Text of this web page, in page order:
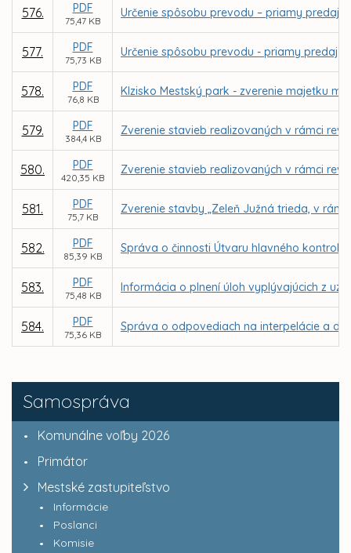
Samospráva
Komunálne voľby 2026
Primátor
Mestské zastupiteľstvo
Informácie
Poslanci
Komisie
576. PDF
75,47 KB
Určenie spôsobu prevodu – priamy predaj
577. PDF
75,73 KB
Určenie spôsobu prevodu - priamy predaj
578. PDF
76,8 KB
Klzisko Mestský park - zverenie majetku
579. PDF
384,4 KB
Zverenie stavieb realizovaných v rámci
580. PDF
420,35 KB
Zverenie stavieb realizovaných v rámci
581. PDF
75,7 KB
Zverenie stavby „Zeleň Južná trieda, v
582. PDF
85,39 KB
Správa o činnosti Útvaru hlavného
583. PDF
75,48 KB
Informácia o plnení úloh vyplývajúcich z
584. PDF
75,36 KB
Správa o odpovediach na interpelácie a